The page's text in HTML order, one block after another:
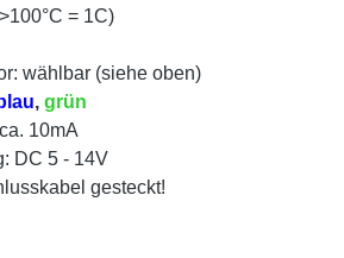
= 1C)
wählbar (siehe oben)
blau, grün
10mA
DC 5 - 14V
gesteckt!